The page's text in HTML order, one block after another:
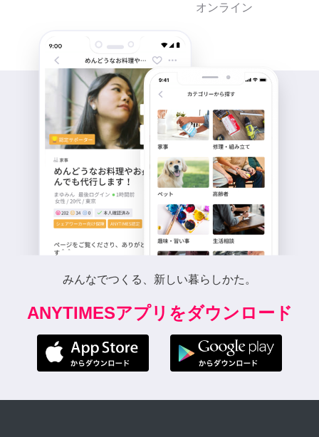
オンライン
みんなでつくる、新しい暮らしかた。
ANYTIMESアプリをダウンロード